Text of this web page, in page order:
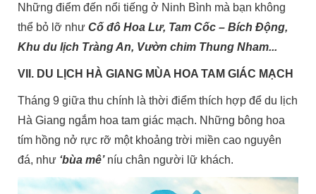
Những điểm đến nổi tiếng ở Ninh Bình mà bạn không
thể bỏ lỡ nhưCố đô Hoa Lư, Tam Cốc – Bích Động,
Khu du lịch Tràng An, Vườn chim Thung Nham...
VII. DU LỊCH HÀ GIANG MÙA HOA TAM GIÁC MẠCH
Tháng 9 giữa thu chính là thời điểm thích hợp để du lịch
Hà Giang ngắm hoa tam giác mạch. Những bông hoa
tím hồng nở rực rỡ một khoảng trời miền cao nguyên
đá, như ‘bùa mê’ níu chân người lữ khách.